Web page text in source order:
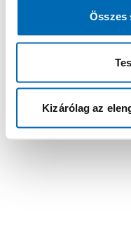
Összes
Kizárólag az